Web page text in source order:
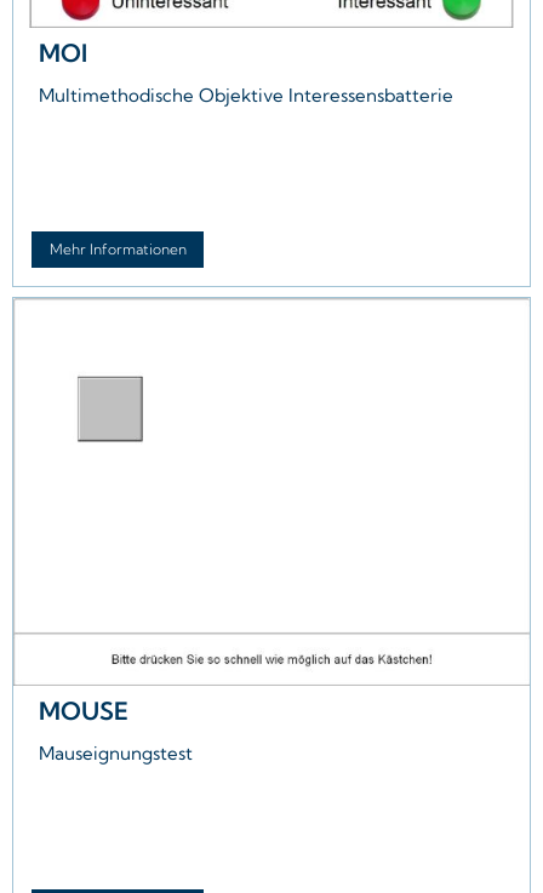
MOI
Multimethodische Objektive Interessensbatterie
Mehr Informationen
MOUSE
Mauseignungstest